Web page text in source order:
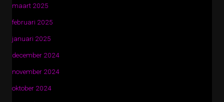
maart 2025
februari 2025
januari 2025
december 2024
november 2024
oktober 2024